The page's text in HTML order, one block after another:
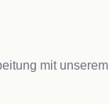
mit